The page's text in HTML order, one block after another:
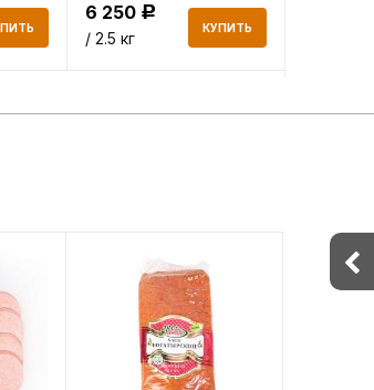
6 250 Р
/ 2.5 кг
КУПИТЬ